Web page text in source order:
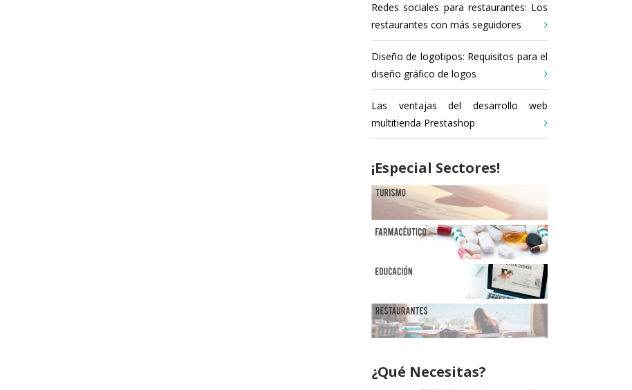
Redes sociales para restaurantes: Los
restaurantes con más seguidores
Diseño de logotipos: Requisitos para el
diseño gráfico de logos
Las ventajas del desarrollo web
multitienda Prestashop
¡Especial Sectores!
¿Qué Necesitas?